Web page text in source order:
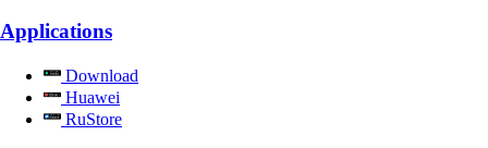
Applications
Download
Huawei
RuStore